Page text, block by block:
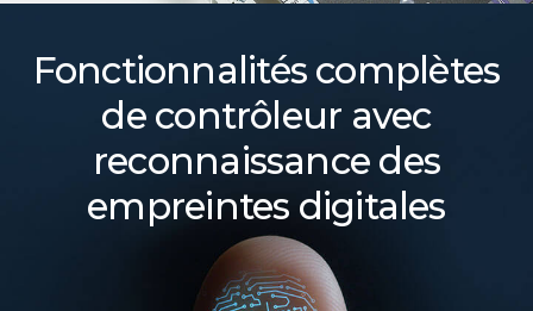
Fonctionnalités complètes
de contrôleur avec
reconnaissance des
empreintes digitales